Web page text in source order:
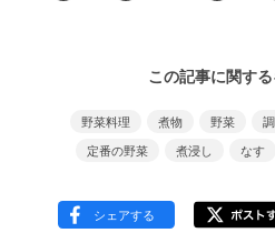
この記事に関す
野菜料理 煮物 野菜
定番の野菜
煮浸し なす